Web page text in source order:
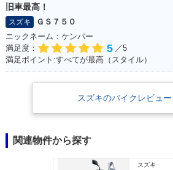
旧車最高！
スズキ
ＧＳ７５０
ニックネーム：ケンパー
満足度：
5 ／5
満足ポイント:すべてが最高（スタイル）
スズキのバイクレビュー
関連物件から探す
スズキ